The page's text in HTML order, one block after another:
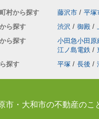
村から探す 藤沢市 / 平塚
ら探す
渋沢 / 御殿 /
ら探す
小田急小田原
江ノ島電鉄 /
探す
平塚 / 長後 /
市・大和市の不動産のこ